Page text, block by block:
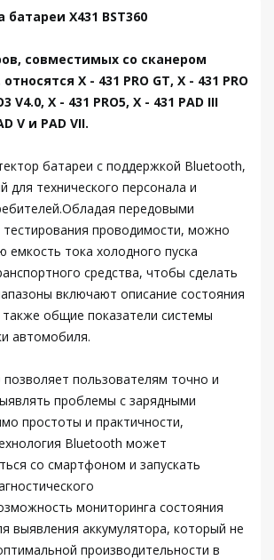
батареи X431 BST360
совместимых со сканером
относятся X - 431 PRO GT, X - 431 PRO
V4.0, X - 431 PRO5, X - 431 PAD III
V и PAD VII.
батареи с поддержкой Bluetooth,
для технического персонала и
передовыми
проводимости, можно
емкость тока холодного пуска
средства, чтобы сделать
включают описание состояния
также общие показатели системы
автомобиля.
позволяет пользователям точно и
проблемы с зарядными
простоты и практичности,
Bluetooth может
со смартфоном и запускать
мониторинга состояния
выявления аккумулятора, который не
производительности в